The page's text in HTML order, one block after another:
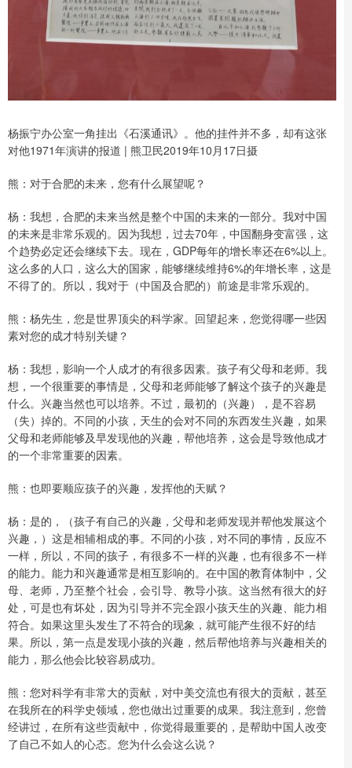
杨振宁办公室一角挂出《石溪通讯》。他的挂件并不多，却有这张
对他1971年演讲的报道 | 熊卫民2019年10月17日摄
熊：对于合肥的未来，您有什么展望呢？
杨：我想，合肥的未来当然是整个中国的未来的一部分。我对中国
的未来是非常乐观的。因为我想，过去70年，中国翻身变富强，这
个趋势必定还会继续下去。现在，GDP每年的增长率还在6%以上。
这么多的人口，这么大的国家，能够继续维持6%的年增长率，这是
不得了的。所以，我对于（中国及合肥的）前途是非常乐观的。
熊：杨先生，您是世界顶尖的科学家。回望起来，您觉得哪一些因
素对您的成才特别关键？
杨：我想，影响一个人成才的有很多因素。孩子有父母和老师。我
想，一个很重要的事情是，父母和老师能够了解这个孩子的兴趣是
什么。兴趣当然也可以培养。不过，最初的（兴趣），是不容易
（失）掉的。不同的小孩，天生的会对不同的东西发生兴趣，如果
父母和老师能够及早发现他的兴趣，帮他培养，这会是导致他成才
的一个非常重要的因素。
熊：也即要顺应孩子的兴趣，发挥他的天赋？
杨：是的，（孩子有自己的兴趣，父母和老师发现并帮他发展这个
兴趣，）这是相辅相成的事。不同的小孩，对不同的事情，反应不
一样，所以，不同的孩子，有很多不一样的兴趣，也有很多不一样
的能力。能力和兴趣通常是相互影响的。在中国的教育体制中，父
母、老师，乃至整个社会，会引导、教导小孩。这当然有很大的好
处，可是也有坏处，因为引导并不完全跟小孩天生的兴趣、能力相
符合。如果这里头发生了不符合的现象，就可能产生很不好的结
果。所以，第一点是发现小孩的兴趣，然后帮他培养与兴趣相关的
能力，那么他会比较容易成功。
熊：您对科学有非常大的贡献，对中美交流也有很大的贡献，甚至
在我所在的科学史领域，您也做出过重要的成果。我注意到，您曾
经讲过，在所有这些贡献中，你觉得最重要的，是帮助中国人改变
了自己不如人的心态。您为什么会这么说？